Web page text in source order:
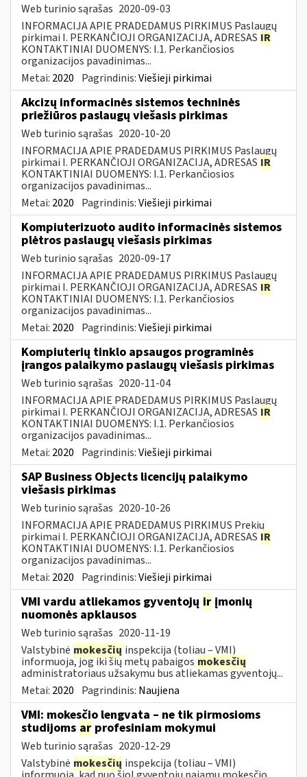
Web turinio sąrašas 2020-09-03
INFORMACIJA APIE PRADEDAMUS PIRKIMUS Paslaugų
pirkimai I. PERKANČIOJI ORGANIZACIJA, ADRESAS IR
KONTAKTINIAI DUOMENYS: I.1. Perkančiosios
organizacijos pavadinimas...
Metai: 2020 Pagrindinis:Viešieji pirkimai
Akcizų informacinės sistemos techninės
priežiūros paslaugų viešasis pirkimas
Web turinio sąrašas 2020-10-20
INFORMACIJA APIE PRADEDAMUS PIRKIMUS Paslaugų
pirkimai I. PERKANČIOJI ORGANIZACIJA, ADRESAS IR
KONTAKTINIAI DUOMENYS: I.1. Perkančiosios
organizacijos pavadinimas...
Metai: 2020 Pagrindinis:Viešieji pirkimai
Kompiuterizuoto audito informacinės sistemos
plėtros paslaugų viešasis pirkimas
Web turinio sąrašas 2020-09-17
INFORMACIJA APIE PRADEDAMUS PIRKIMUS Paslaugų
pirkimai I. PERKANČIOJI ORGANIZACIJA, ADRESAS IR
KONTAKTINIAI DUOMENYS: I.1. Perkančiosios
organizacijos pavadinimas...
Metai: 2020 Pagrindinis:Viešieji pirkimai
Kompiuterių tinklo apsaugos programinės
įrangos palaikymo paslaugų viešasis pirkimas
Web turinio sąrašas 2020-11-04
INFORMACIJA APIE PRADEDAMUS PIRKIMUS Paslaugų
pirkimai I. PERKANČIOJI ORGANIZACIJA, ADRESAS IR
KONTAKTINIAI DUOMENYS: I.1. Perkančiosios
organizacijos pavadinimas...
Metai: 2020 Pagrindinis:Viešieji pirkimai
SAP Business Objects licencijų palaikymo
viešasis pirkimas
Web turinio sąrašas 2020-10-26
INFORMACIJA APIE PRADEDAMUS PIRKIMUS Prekių
pirkimai I. PERKANČIOJI ORGANIZACIJA, ADRESAS IR
KONTAKTINIAI DUOMENYS: I.1. Perkančiosios
organizacijos pavadinimas...
Metai: 2020 Pagrindinis:Viešieji pirkimai
VMI vardu atliekamos gyventojų ir įmonių
nuomonės apklausos
Web turinio sąrašas 2020-11-19
Valstybinė mokesčių inspekcija (toliau – VMI)
informuoja, jog iki šių metų pabaigos mokesčių
administratoriaus užsakymu bus atliekamas gyventojų...
Metai: 2020 Pagrindinis: Naujiena
VMI: mokesčio lengvata – ne tik pirmosioms
studijoms ar profesiniam mokymui
Web turinio sąrašas 2020-12-29
Valstybinė mokesčių inspekcija (toliau – VMI)